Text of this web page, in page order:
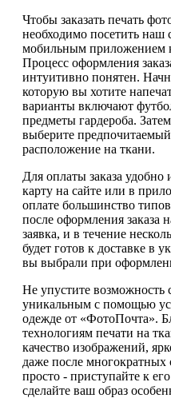
Чтобы заказать печать
необходимо посетить наш
мобильным приложением
Процесс оформления
интуитивно понятен.
которую вы хотите
варианты включают
предметы гардероба.
выберите
расположение на ткани.
Для оплаты заказа удобно
карту на сайте или в
оплате большинство
после оформления заказа
заявка, и в течение
будет готов к доставке в
вы выбрали при
Не упустите возможность
уникальным с помощью
одежде от «ФотоПочта».
технологиям печати на
качество изображений,
даже после многократных
просто - приступайте к
сделайте ваш образ